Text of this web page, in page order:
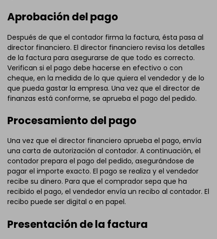
Aprobación del pago
Después de que el contador firma la factura, ésta pasa al
director financiero. El director financiero revisa los detalles
de la factura para asegurarse de que todo es correcto.
Verifican si el pago debe hacerse en efectivo o con
cheque, en la medida de lo que quiera el vendedor y de lo
que pueda gastar la empresa. Una vez que el director de
finanzas está conforme, se aprueba el pago del pedido.
Procesamiento del pago
Una vez que el director financiero aprueba el pago, envía
una carta de autorización al contador. A continuación, el
contador prepara el pago del pedido, asegurándose de
pagar el importe exacto. El pago se realiza y el vendedor
recibe su dinero. Para que el comprador sepa que ha
recibido el pago, el vendedor envía un recibo al contador. El
recibo puede ser digital o en papel.
Presentación de la factura